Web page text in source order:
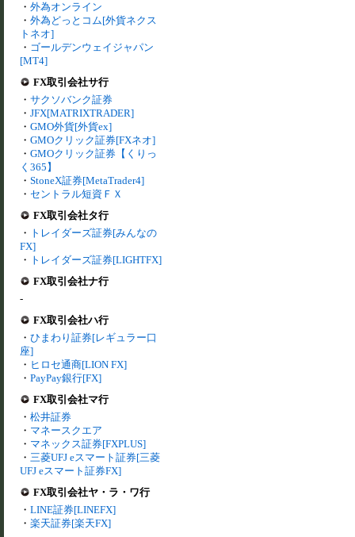
・ 外為オンライン
・ 外為どっとコム[外貨ネクス
トネオ]
・ ゴールデンウェイジャパン
[MT4]
FX取引会社サ行
・ サクソバンク証券
・ JFX[MATRIXTRADER]
・ GMO外貨[外貨ex]
・ GMOクリック証券[FXネオ]
・ GMOクリック証券【くりっ
く365】
・ StoneX証券[MetaTrader4]
・ セントラル短資ＦＸ
FX取引会社タ行
・ トレイダーズ証券[みんなの
FX]
・ トレイダーズ証券[LIGHTFX]
FX取引会社ナ行
-
FX取引会社ハ行
・ ひまわり証券[レギュラー口
座]
・ ヒロセ通商[LION FX]
・ PayPay銀行[FX]
FX取引会社マ行
・ 松井証券
・ マネースクエア
・ マネックス証券[FXPLUS]
・ 三菱UFJ eスマート証券[三菱
UFJ eスマート証券FX]
FX取引会社ヤ・ラ・ワ行
・ LINE証券[LINEFX]
・ 楽天証券[楽天FX]